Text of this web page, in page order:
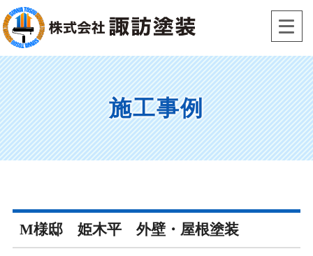
Skip
to
content
施工事例
M様邸 姫木平 外壁・屋根塗装